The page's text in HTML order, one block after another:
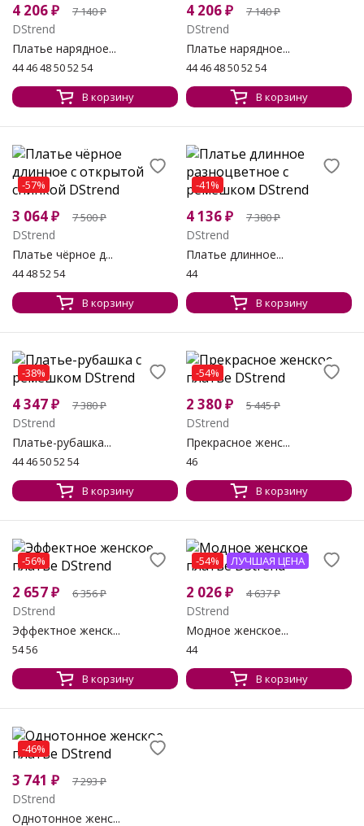
4 206₽ 7 140₽
DStrend
Платье нарядное...
44 46 48 50 52 54
В корзину
4 206₽ 7 140₽
DStrend
Платье нарядное...
44 46 48 50 52 54
В корзину
-57%
3 064₽ 7 500₽
DStrend
Платье чёрное д...
44 48 52 54
В корзину
-41%
4 136₽ 7 380₽
DStrend
Платье длинное...
44
В корзину
-38%
4 347₽ 7 380₽
DStrend
Платье-рубашка...
44 46 50 52 54
В корзину
-54%
2 380₽ 5 445₽
DStrend
Прекрасное женс...
46
В корзину
-56%
2 657₽ 6 356₽
DStrend
Эффектное женск...
54 56
В корзину
-54% ЛУЧШАЯ ЦЕНА
2 026₽ 4 637₽
DStrend
Модное женское...
44
В корзину
-46%
3 741 ₽ 7 293₽
DStrend
Однотонное женс...